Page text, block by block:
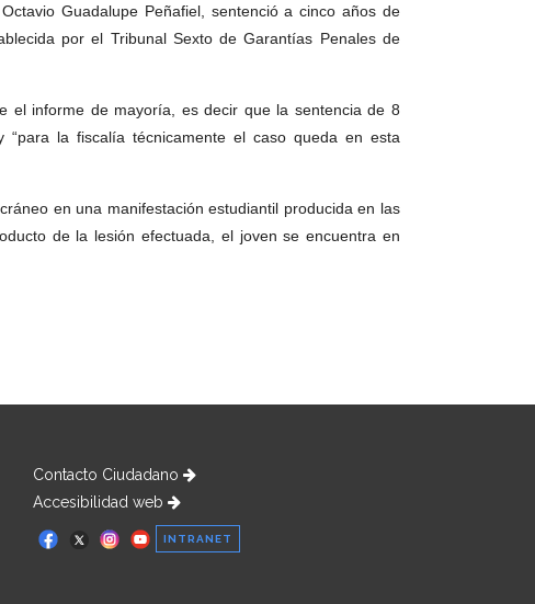
Guadalupe Peñafiel, sentenció a cinco años de
por el Tribunal Sexto de Garantías Penales de
el informe de mayoría, es decir que la sentencia de 8
la fiscalía técnicamente el caso queda en esta
en una manifestación estudiantil producida en las
de la lesión efectuada, el joven se encuentra en
Contacto Ciudadano
Accesibilidad web
INTRANET